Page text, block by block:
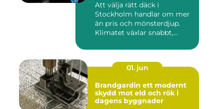
Att välja rätt däck i
Stockholm handlar om mer
än pris och mönsterdjup.
Klimatet växlar snabbt,
01. jun
Brandgardin ett modernt
skydd mot eld och rök i
dagens byggnader